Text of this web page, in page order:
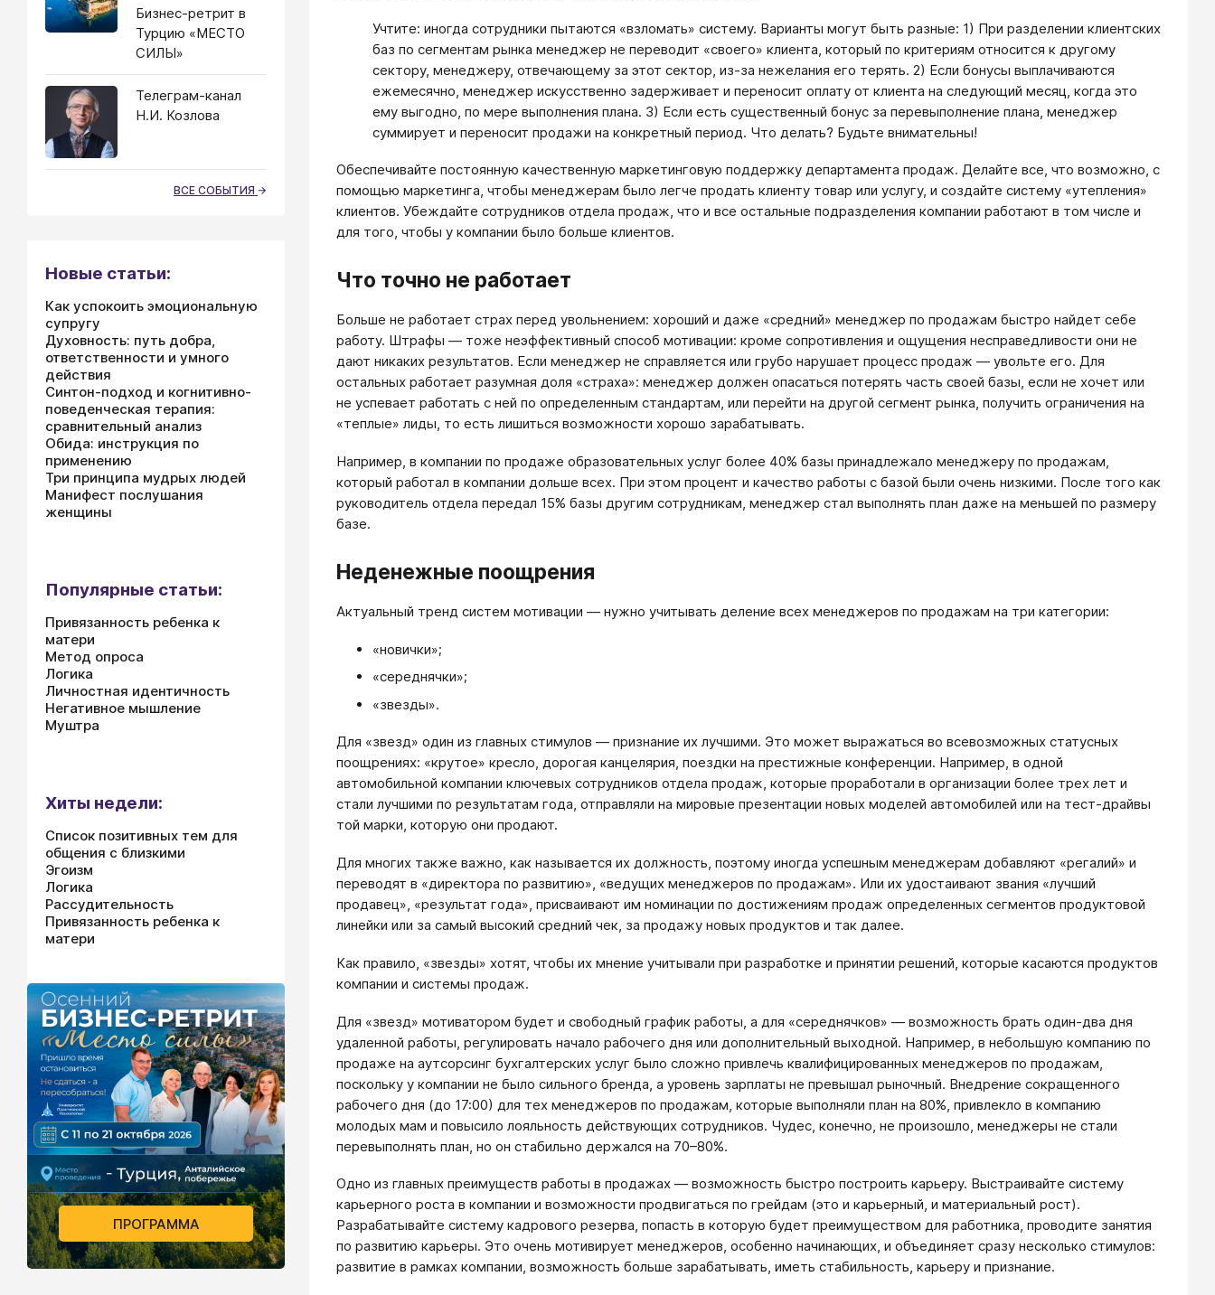
Учтите: иногда сотрудники пытаются «взломать» систему. Варианты могут быть разные: 1) При разделении клиентских
баз по сегментам рынка менеджер не переводит «своего» клиента, который по критериям относится к другому
сектору, менеджеру, отвечающему за этот сектор, из-за нежелания его терять. 2) Если бонусы выплачиваются
ежемесячно, менеджер искусственно задерживает и переносит оплату от клиента на следующий месяц, когда это
ему выгодно, по мере выполнения плана. 3) Если есть существенный бонус за перевыполнение плана, менеджер
суммирует и переносит продажи на конкретный период. Что делать? Будьте внимательны!
Обеспечивайте постоянную качественную маркетинговую поддержку департамента продаж. Делайте все, что возможно, с
помощью маркетинга, чтобы менеджерам было легче продать клиенту товар или услугу, и создайте систему «утепления»
клиентов. Убеждайте сотрудников отдела продаж, что и все остальные подразделения компании работают в том числе и
для того, чтобы у компании было больше клиентов.
Что точно не работает
Больше не работает страх перед увольнением: хороший и даже «средний» менеджер по продажам быстро найдет себе
работу. Штрафы — тоже неэффективный способ мотивации: кроме сопротивления и ощущения несправедливости они не
дают никаких результатов. Если менеджер не справляется или грубо нарушает процесс продаж — увольте его. Для
остальных работает разумная доля «страха»: менеджер должен опасаться потерять часть своей базы, если не хочет или
не успевает работать с ней по определенным стандартам, или перейти на другой сегмент рынка, получить ограничения на
«теплые» лиды, то есть лишиться возможности хорошо зарабатывать.
Например, в компании по продаже образовательных услуг более 40% базы принадлежало менеджеру по продажам,
который работал в компании дольше всех. При этом процент и качество работы с базой были очень низкими. После того как
руководитель отдела передал 15% базы другим сотрудникам, менеджер стал выполнять план даже на меньшей по размеру
базе.
Неденежные поощрения
Актуальный тренд систем мотивации — нужно учитывать деление всех менеджеров по продажам на три категории:
«новички»;
«середнячки»;
«звезды».
Для «звезд» один из главных стимулов — признание их лучшими. Это может выражаться во всевозможных статусных
поощрениях: «крутое» кресло, дорогая канцелярия, поездки на престижные конференции. Например, в одной
автомобильной компании ключевых сотрудников отдела продаж, которые проработали в организации более трех лет и
стали лучшими по результатам года, отправляли на мировые презентации новых моделей автомобилей или на тест-драйвы
той марки, которую они продают.
Для многих также важно, как называется их должность, поэтому иногда успешным менеджерам добавляют «регалий» и
переводят в «директора по развитию», «ведущих менеджеров по продажам». Или их удостаивают звания «лучший
продавец», «результат года», присваивают им номинации по достижениям продаж определенных сегментов продуктовой
линейки или за самый высокий средний чек, за продажу новых продуктов и так далее.
Как правило, «звезды» хотят, чтобы их мнение учитывали при разработке и принятии решений, которые касаются продуктов
компании и системы продаж.
Для «звезд» мотиватором будет и свободный график работы, а для «середнячков» — возможность брать один-два дня
удаленной работы, регулировать начало рабочего дня или дополнительный выходной. Например, в небольшую компанию по
продаже на аутсорсинг бухгалтерских услуг было сложно привлечь квалифицированных менеджеров по продажам,
поскольку у компании не было сильного бренда, а уровень зарплаты не превышал рыночный. Внедрение сокращенного
рабочего дня (до 17:00) для тех менеджеров по продажам, которые выполняли план на 80%, привлекло в компанию
молодых мам и повысило лояльность действующих сотрудников. Чудес, конечно, не произошло, менеджеры не стали
перевыполнять план, но он стабильно держался на 70–80%.
Одно из главных преимуществ работы в продажах — возможность быстро построить карьеру. Выстраивайте систему
карьерного роста в компании и возможности продвигаться по грейдам (это и карьерный, и материальный рост).
Разрабатывайте систему кадрового резерва, попасть в которую будет преимуществом для работника, проводите занятия
по развитию карьеры. Это очень мотивирует менеджеров, особенно начинающих, и объединяет сразу несколько стимулов:
развитие в рамках компании, возможность больше зарабатывать, иметь стабильность, карьеру и признание.
Бизнес-ретрит в
Турцию «МЕСТО
СИЛЫ»
Телеграм-канал
Н.И. Козлова
ВСЕ СОБЫТИЯ
Новые статьи:
Как успокоить эмоциональную
супругу
Духовность: путь добра,
ответственности и умного
действия
Синтон-подход и когнитивно-
поведенческая терапия:
сравнительный анализ
Обида: инструкция по
применению
Три принципа мудрых людей
Манифест послушания
женщины
Популярные статьи:
Привязанность ребенка к
матери
Метод опроса
Логика
Личностная идентичность
Негативное мышление
Муштра
Хиты недели:
Список позитивных тем для
общения с близкими
Эгоизм
Логика
Рассудительность
Привязанность ребенка к
матери
ПРОГРАММА